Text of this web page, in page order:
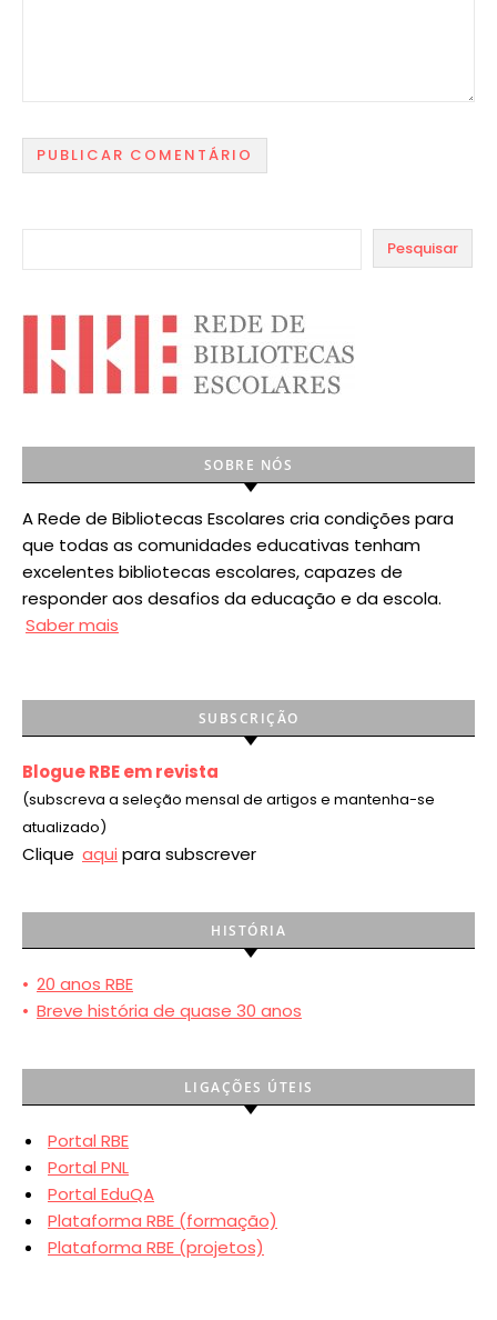
Pesquisar
SOBRE NÓS
A Rede de Bibliotecas Escolares cria condições para
que todas as comunidades educativas tenham
excelentes bibliotecas escolares, capazes de
responder aos desafios da educação e da escola.
Saber mais
SUBSCRIÇÃO
Blogue RBE em revista
(subscreva a seleção mensal de artigos e mantenha-se
atualizado)
Clique aqui para subscrever
HISTÓRIA
• 20 anos RBE
• Breve história de quase 30 anos
LIGAÇÕES ÚTEIS
Portal RBE
Portal PNL
Portal EduQA
Plataforma RBE (formação)
Plataforma RBE (projetos)